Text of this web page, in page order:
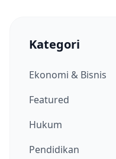
Kategori
Ekonomi & Bisnis
Featured
Hukum
Pendidikan